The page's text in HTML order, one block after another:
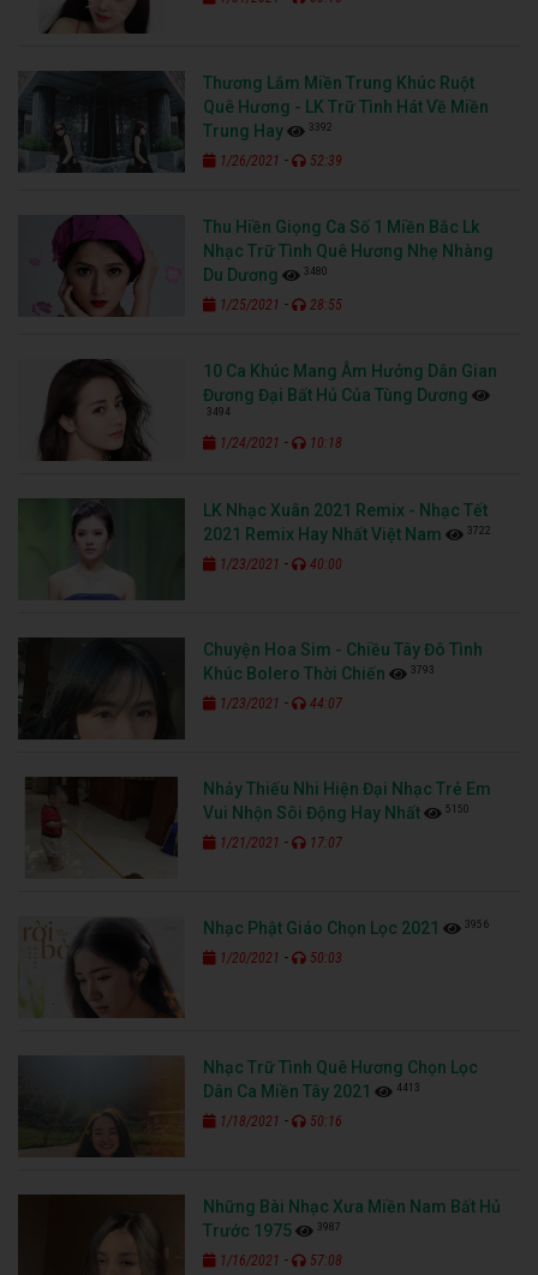
Thương Lắm Miền Trung Khúc Ruột
Quê Hương - LK Trữ Tình Hát Về Miền
Trung Hay
3392
1/26/2021 - 52:39
Thu Hiền Giọng Ca Số 1 Miền Bắc Lk
Nhạc Trữ Tình Quê Hương Nhẹ Nhàng
Du Dương
3480
1/25/2021 - 28:55
10 Ca Khúc Mang Âm Hưởng Dân Gian
Đương Đại Bất Hủ Của Tùng Dương
3494
1/24/2021 - 10:18
LK Nhạc Xuân 2021 Remix - Nhạc Tết
2021 Remix Hay Nhất Việt Nam
3722
1/23/2021 - 40:00
Chuyện Hoa Sim - Chiều Tây Đô Tình
Khúc Bolero Thời Chiến
3793
1/23/2021 - 44:07
Nhảy Thiếu Nhi Hiện Đại Nhạc Trẻ Em
Vui Nhộn Sôi Động Hay Nhất
5150
1/21/2021 - 17:07
Nhạc Phật Giáo Chọn Lọc 2021 3956
1/20/2021 - 50:03
Nhạc Trữ Tình Quê Hương Chọn Lọc
Dân Ca Miền Tây 2021
4413
1/18/2021 - 50:16
Những Bài Nhạc Xưa Miền Nam Bất Hủ
Trước 1975
3987
1/16/2021 - 57:08